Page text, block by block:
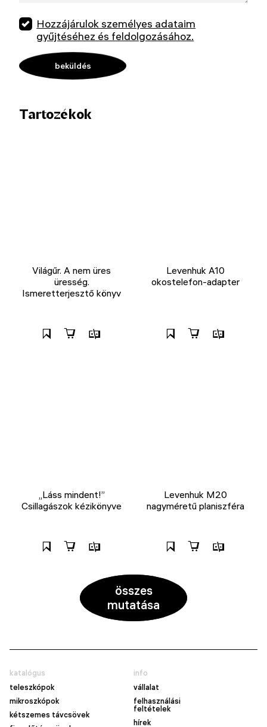
Hozzájárulok személyes adataim
gyűjtéséhez és feldolgozásához.
Tartozékok
Világűr. A nem üres
üresség.
Ismeretterjesztő könyv
Levenhuk A10
okostelefon-adapter
„Láss mindent!”
Csillagászok kézikönyve
Levenhuk M20
nagyméretű planiszféra
összes
mutatása
katalógus
teleszkópok
mikroszkópok
kétszemes távcsövek
info
vállalat
felhasználási
feltételek
hírek